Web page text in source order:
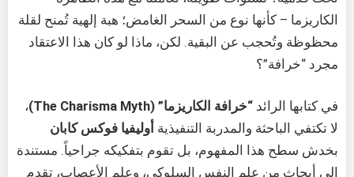
الكاريزما – كأنها نوع من السحر الغامض؛ هبة إلهية تُمنح لقلة
محظوظة وتُحجب عن البقية. لكن، ماذا لو كان هذا الاعتقاد
مجرد “خرافة”؟
في كتابها الرائد “خرافة الكاريزما” (The Charisma Myth)
،
لا تكتفي الباحثة والمدربة التنفيذية أوليفيا فوكس كابان
بخدش سطح هذا المفهوم، بل تقوم بتفكيكه جراحياً. مستندة
إلى أبحاث من علم النفس السلوكي، وعلم الأعصاب، تقدم